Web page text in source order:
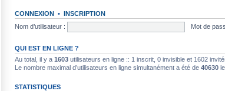
CONNEXION • INSCRIPTION
Nom d’utilisateur :
Mot de
QUI EST EN LIGNE ?
Au total, il y a 1603 utilisateurs en ligne :: 1 inscrit, 0 invisible et 1602
Le nombre maximal d’utilisateurs en ligne simultanément a été de 40630
STATISTIQUES